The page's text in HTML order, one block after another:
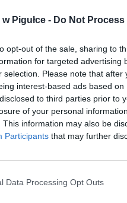
Pigułce - Do Not
opt-out of the sale, sharing to
for targeted advertising
selection. Please note that
interest-based ads based
to third parties prior to
of your personal
This information may also be
Participants that may further
Data Processing Opt Outs